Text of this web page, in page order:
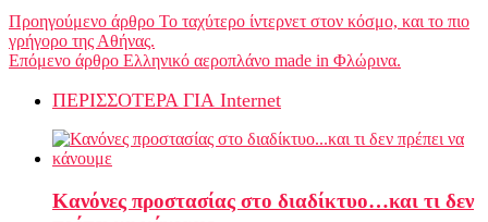
Προηγούμενο άρθρο Το ταχύτερο ίντερνετ στον κόσμο, και το πιο
γρήγορο της Αθήνας.
Επόμενο άρθρο Ελληνικό αεροπλάνο made in Φλώρινα.
ΠΕΡΙΣΣΟΤΕΡΑ ΓΙΑ Internet
Κανόνες προστασίας στο διαδίκτυο…και τι δεν